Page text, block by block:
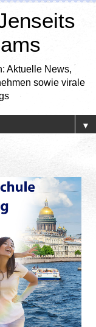
Aktuelle News,
sowie virale
▼